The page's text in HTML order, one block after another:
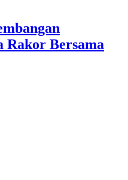
Rakor Bersama